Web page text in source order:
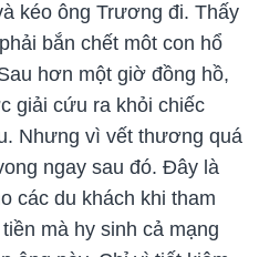
kéo ông Trương đi. Thấy
bắn chết môt con hổ
hơn một giờ đồng hồ,
giải cứu ra khỏi chiếc
Nhưng vì vết thương quá
ngay sau đó. Đây là
các du khách khi tham
mà hy sinh cả mạng